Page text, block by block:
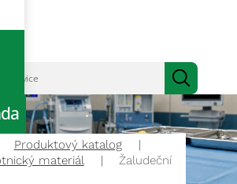
Produktový katalog
materiál
Žaludeční